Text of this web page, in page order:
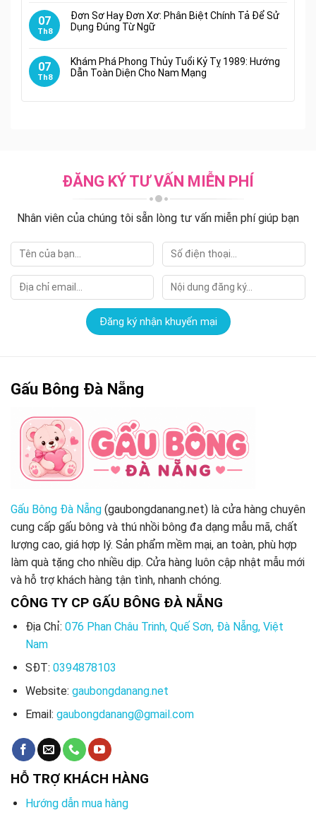
07
Th8
Đơn Sơ Hay Đơn Xơ: Phân Biệt Chính Tả Để Sử
Dụng Đúng Từ Ngữ
07
Th8
Khám Phá Phong Thủy Tuổi Kỷ Tỵ 1989: Hướng
Dẫn Toàn Diện Cho Nam Mạng
ĐĂNG KÝ TƯ VẤN MIỄN PHÍ
Nhân viên của chúng tôi sẵn lòng tư vấn miễn phí giúp bạn
Gấu Bông Đà Nẵng
Gấu Bông Đà Nẵng (gaubongdanang.net) là cửa hàng chuyên
cung cấp gấu bông và thú nhồi bông đa dạng mẫu mã, chất
lượng cao, giá hợp lý. Sản phẩm mềm mại, an toàn, phù hợp
làm quà tặng cho nhiều dịp. Cửa hàng luôn cập nhật mẫu mới
và hỗ trợ khách hàng tận tình, nhanh chóng.
CÔNG TY CP GẤU BÔNG ĐÀ NẴNG
Địa Chỉ: 076 Phan Châu Trinh, Quế Sơn, Đà Nẵng, Việt
Nam
SĐT: 0394878103
Website: gaubongdanang.net
Email: gaubongdanang@gmail.com
HỖ TRỢ KHÁCH HÀNG
Hướng dẫn mua hàng